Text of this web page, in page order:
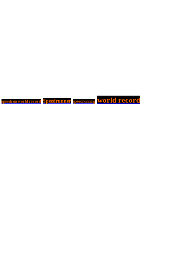
speedrun world record Speedrunner speedrunning world record